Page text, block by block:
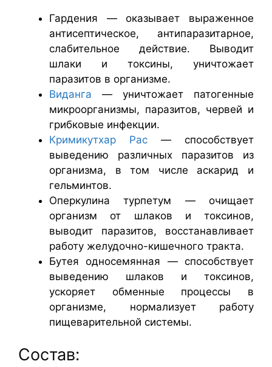
Гардения — оказывает выраженное
антисептическое, антипаразитарное,
слабительное действие. Выводит
шлаки и токсины, уничтожает
паразитов в организме.
Виданга — уничтожает патогенные
микроорганизмы, паразитов, червей и
грибковые инфекции.
Кримикутхар Рас — способствует
выведению различных паразитов из
организма, в том числе аскарид и
гельминтов.
Оперкулина турпетум — очищает
организм от шлаков и токсинов,
выводит паразитов, восстанавливает
работу желудочно-кишечного тракта.
Бутея односемянная — способствует
выведению шлаков и токсинов,
ускоряет обменные процессы в
организме, нормализует работу
пищеварительной системы.
Состав: